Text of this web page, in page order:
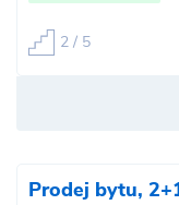
2 / 5
Prodej bytu,